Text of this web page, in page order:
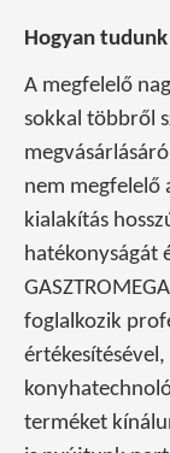
Hogyan
A megfelelő
sokkal többről
nem megfelelő
kialakítás
hatékonyságát
foglalkozik
értékesítésével,
terméket